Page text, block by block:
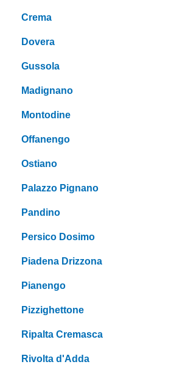
Crema
Dovera
Gussola
Madignano
Montodine
Offanengo
Ostiano
Palazzo Pignano
Pandino
Persico Dosimo
Piadena Drizzona
Pianengo
Pizzighettone
Ripalta Cremasca
Rivolta d'Adda